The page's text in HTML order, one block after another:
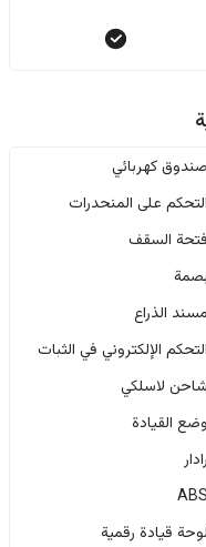
صندوق كهربائي
التحكم على المنحدرات
فتحة السقف
بصمة
مسند الذراع
التحكم الإلكتروني في الثبات
شاحن لاسلكي
وضع القيادة
رادار
ABS
لوحة قيادة رقمية